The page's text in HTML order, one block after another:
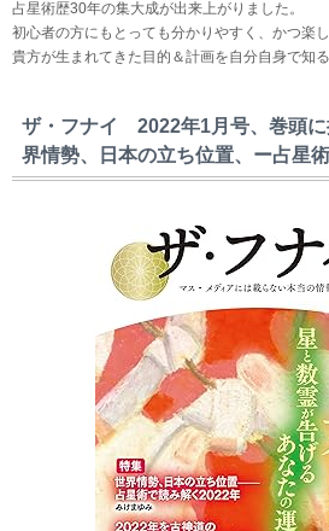
占星術歴30年の集大成が出来上がりました。
初心者の方にもとっても分かりやすく、かつ楽
貴方が生まれてきた目的＆計画を自分自身で知
ザ・フナイ 2022年1月号、巻頭に
界情勢、日本の立ち位置、ー占星